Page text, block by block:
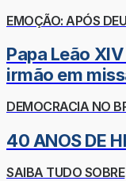
EMOÇÃO: APÓS
Papa Leão
irmão em
DEMOCRACIA NO
40 ANOS DE
SAIBA TUDO SOBRE